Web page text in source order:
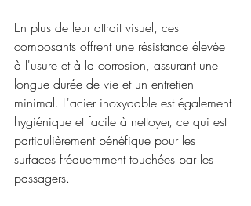
En plus de leur attrait visuel, ces
composants offrent une résistance élevée
à l'usure et à la corrosion, assurant une
longue durée de vie et un entretien
minimal. L'acier inoxydable est également
hygiénique et facile à nettoyer, ce qui est
particulièrement bénéfique pour les
surfaces fréquemment touchées par les
passagers.